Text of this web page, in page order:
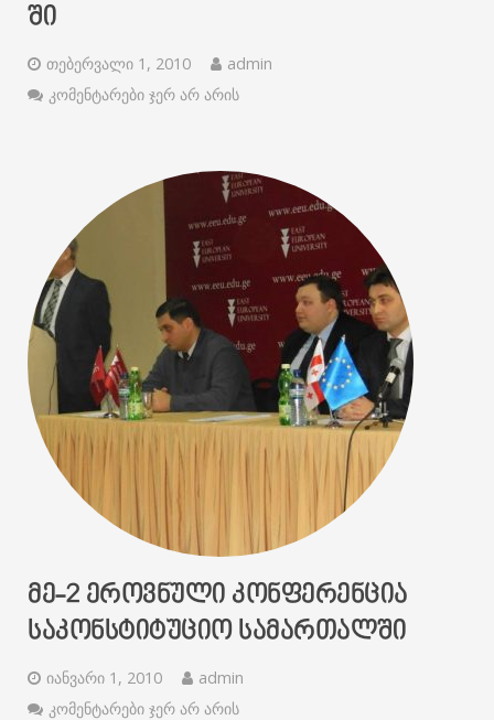
ᲨᲘ
თებერვალი 1, 2010
admin
კომენტარები ჯერ არ არის
ᲛᲔ-2 ᲔᲠᲝᲕᲜᲣᲚᲘ ᲙᲝᲜᲤᲔᲠᲔᲜᲪᲘᲐ
ᲡᲐᲙᲝᲜᲡᲢᲘᲢᲣᲪᲘᲝ ᲡᲐᲛᲐᲠᲗᲐᲚᲨᲘ
იანვარი 1, 2010
admin
კომენტარები ჯერ არ არის